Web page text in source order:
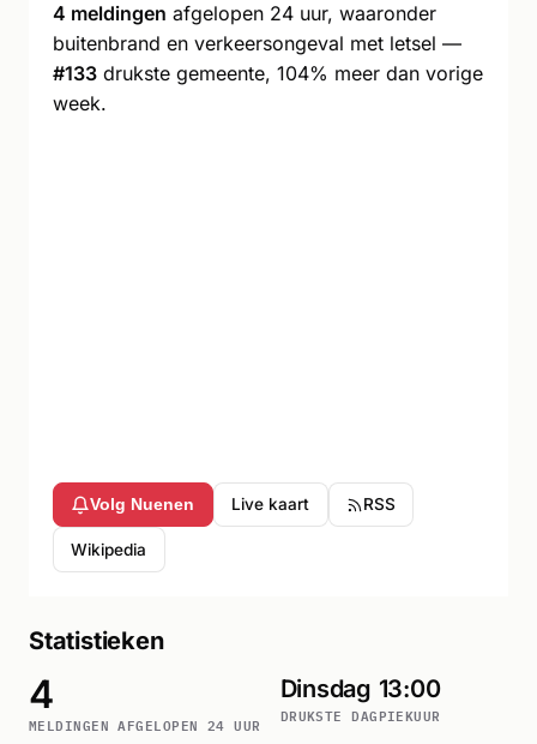
4 meldingen afgelopen 24 uur, waaronder
buitenbrand en verkeersongeval met letsel —
#133 drukste gemeente, 104% meer dan vorige
week.
Volg Nuenen Live kaart RSS
Wikipedia
Statistieken
4
MELDINGEN AFGELOPEN 24 UUR
Dinsdag
DRUKSTE DAG
13:00
PIEKUUR